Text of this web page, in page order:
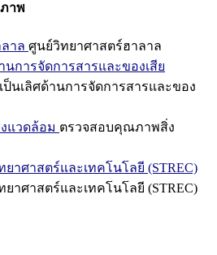
าพ
าล ศูนย์วิทยาศาสตร์ฮาลาล
นการจัดการสารและของเสีย
ป็นเลิศด้านการจัดการสารและของ
แวดล้อม ตรวจสอบคุณภาพสิ่ง
าศาสตร์และเทคโนโลยี (STREC)
าศาสตร์และเทคโนโลยี (STREC)